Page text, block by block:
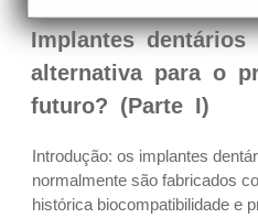
Implantes
alternativa para o
futuro? (Parte I)
Introdução: os implantes
normalmente são fabricados
histórica biocompatibilidade e